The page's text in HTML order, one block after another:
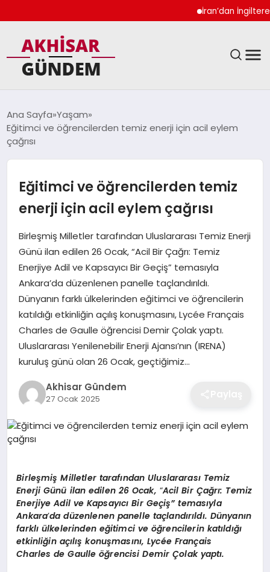
İran’dan İngiltere
DÜNYA
SPOR
TEKNOLOJI
YAŞAM
Ana Sayfa Yaşam
Eğitimci ve öğrencilerden temiz enerji için acil eylem
çağrısı
Eğitimci ve öğrencilerden temiz
enerji için acil eylem çağrısı
Birleşmiş Milletler tarafından Uluslararası Temiz Enerji
Günü ilan edilen 26 Ocak, “Acil Bir Çağrı: Temiz
Enerjiye Adil ve Kapsayıcı Bir Geçiş” temasıyla
Ankara’da düzenlenen panelle taçlandırıldı.
Dünyanın farklı ülkelerinden eğitimci ve öğrencilerin
katıldığı etkinliğin açılış konuşmasını, Lycée Français
Charles de Gaulle öğrencisi Demir Çolak yaptı.
Uluslararası Yenilenebilir Enerji Ajansı’nın (IRENA)
kuruluş günü olan 26 Ocak, geçtiğimiz…
Akhisar Gündem
27 Ocak 2025
Birleşmiş Milletler tarafından Uluslararası Temiz
Enerji Günü ilan edilen 26 Ocak, “Acil Bir Çağrı: Temiz
Enerjiye Adil ve Kapsayıcı Bir Geçiş”temasıyla
Ankara’da düzenlenen panelle taçlandırıldı. Dünyanın
farklı ülkelerinden eğitimci ve öğrencilerin katıldığı
etkinliğin açılış konuşmasını, Lycée Français
Charles deGaulle öğrencisi Demir Çolak yaptı.